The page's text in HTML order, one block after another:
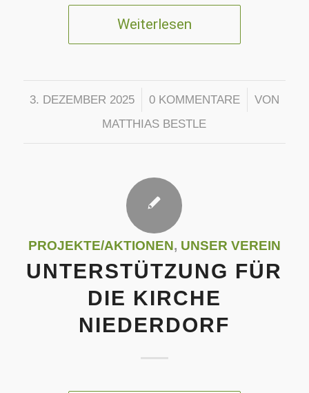
Weiterlesen
3. DEZEMBER 2025
/ 0 KOMMENTARE
/
VON
MATTHIAS BESTLE
PROJEKTE/AKTIONEN, UNSER VEREIN
UNTERSTÜTZUNG FÜR
DIE KIRCHE
NIEDERDORF